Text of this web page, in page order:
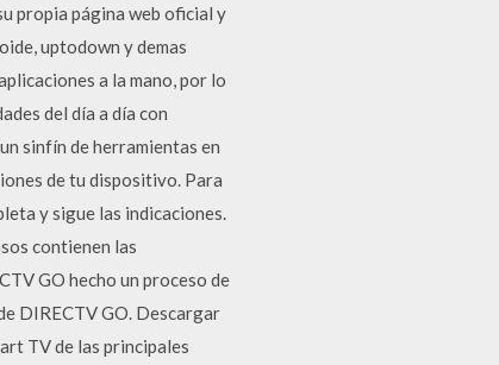
propia página web oficial y
uptodown y demas
a la mano, por lo
del día a día con
sinfín de herramientas en
de tu dispositivo. Para
y sigue las indicaciones.
contienen las
GO hecho un proceso de
DIRECTV GO. Descargar
TV de las principales